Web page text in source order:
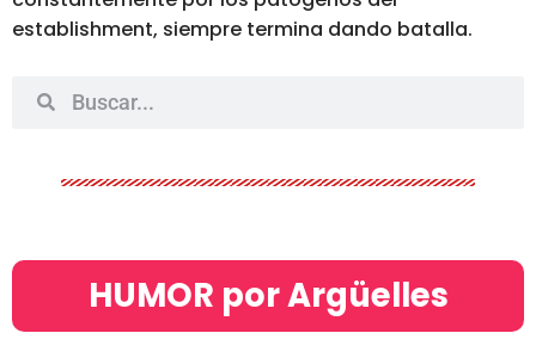
establishment, siempre termina dando batalla.
HUMOR por Argüelles​